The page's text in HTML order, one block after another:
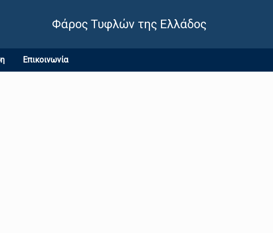
Φάρος Τυφλών της Ελλάδος
Επικοινωνία